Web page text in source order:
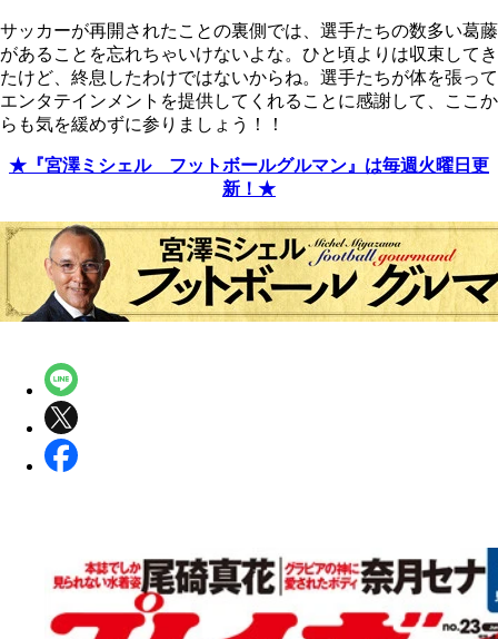
サッカーが再開されたことの裏側では、選手たちの数多い葛藤
があることを忘れちゃいけないよな。ひと頃よりは収束してき
たけど、終息したわけではないからね。選手たちが体を張って
エンタテインメントを提供してくれることに感謝して、ここか
らも気を緩めずに参りましょう！！
★『宮澤ミシェル フットボールグルマン』は毎週火曜日更
新！★